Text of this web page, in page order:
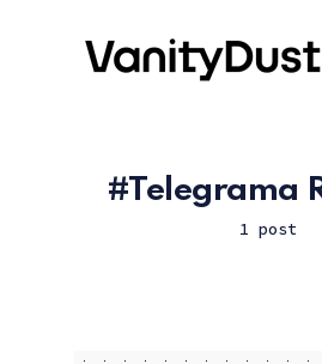
Telegrama
1 post